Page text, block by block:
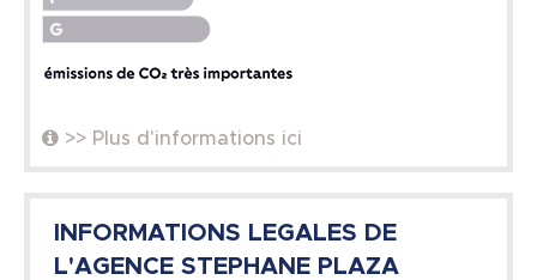
>> Plus d'informations ici
INFORMATIONS LEGALES DE
L'AGENCE STEPHANE PLAZA